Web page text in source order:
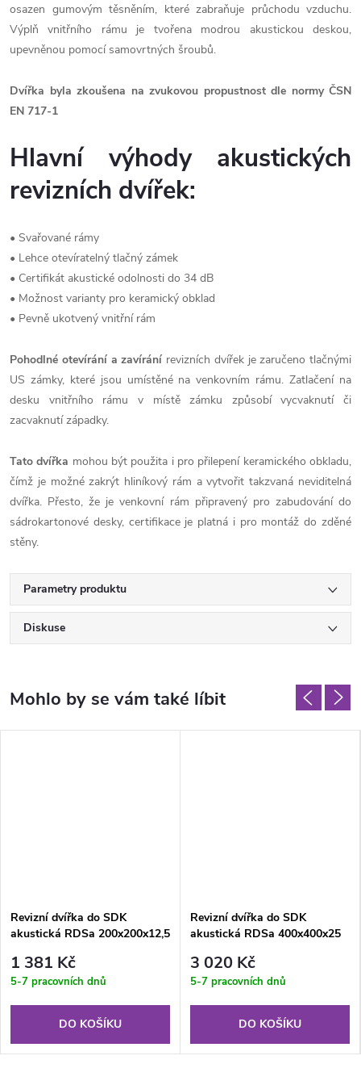
osazen gumovým těsněním, které zabraňuje průchodu vzduchu.
Výplň vnitřního rámu je tvořena modrou akustickou deskou,
upevněnou pomocí samovrtných šroubů.
Dvířka byla zkoušena na zvukovou propustnost dle normy ČSN
EN 717-1
Hlavní výhody akustických
revizních dvířek:
• Svařované rámy
• Lehce otevíratelný tlačný zámek
• Certifikát akustické odolnosti do 34 dB
• Možnost varianty pro keramický obklad
• Pevně ukotvený vnitřní rám
Pohodlné otevírání a zavírání revizních dvířek je zaručeno tlačnými
US zámky, které jsou umístěné na venkovním rámu. Zatlačení na
desku vnitřního rámu v místě zámku způsobí vycvaknutí či
zacvaknutí západky.
Tato dvířka mohou být použita i pro přilepení keramického obkladu,
čímž je možné zakrýt hliníkový rám a vytvořit takzvaná neviditelná
dvířka. Přesto, že je venkovní rám připravený pro zabudování do
sádrokartonové desky, certifikace je platná i pro montáž do zděné
stěny.
Parametry produktu
Diskuse
Revizní dvířka do SDK
akustická RDSa 200x200x12,5
1 381 Kč
5-7 pracovních dnů
DO KOŠÍKU
Revizní dvířka do SDK
akustická RDSa 400x400x25
3 020 Kč
5-7 pracovních dnů
DO KOŠÍKU